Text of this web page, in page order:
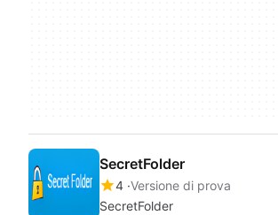
SecretFolder
4 Versione di prova
SecretFolder